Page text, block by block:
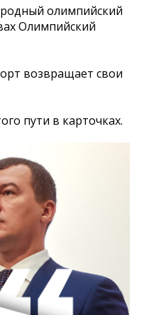
олимпийский
Олимпийский
возвращает свои
пути в карточках.